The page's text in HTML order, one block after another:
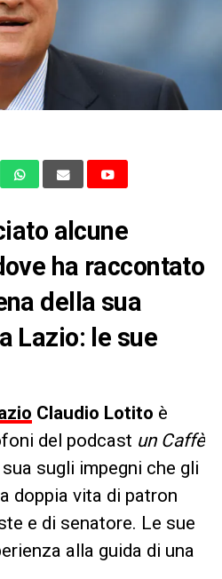
alcune
ha raccontato
della sua
Lazio: le sue
Claudio Lotito è
del podcast un Caffè
sugli impegni che gli
doppia vita di patron
e di senatore. Le sue
alla guida di una